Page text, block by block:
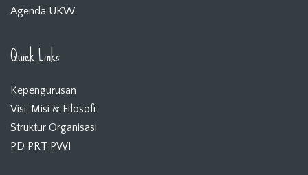
Agenda UKW
Quick Links
Kepengurusan
Visi, Misi & Filosofi
Struktur Organisasi
PD PRT PWI